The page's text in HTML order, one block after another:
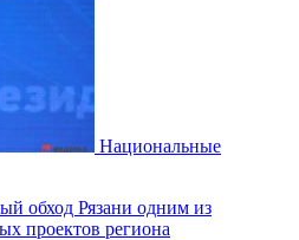
Национальные
обход Рязани одним из
проектов региона